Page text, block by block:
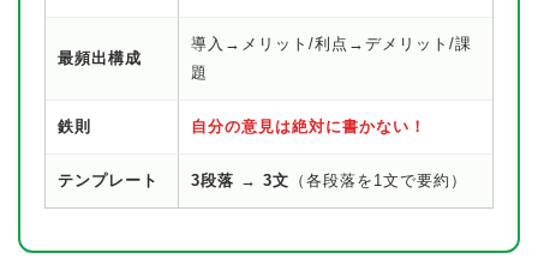
最頻出構成
導入→メリット/利点→デメリット/課
題
鉄則 自分の意見は絶対に書かない！
テンプレート 3段落 → 3文 （各段落を1文で要約）